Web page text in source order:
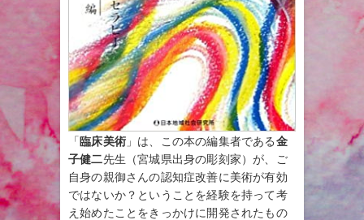
「臨床美術 」は、この本の編集者である金
子健二先生（宮城県出身の彫刻家）が、ご
自身の親御さんの認知症改善に美術が有効
ではないか？ということを経験を持って考
え始めたことをきっかけに開発されたもの